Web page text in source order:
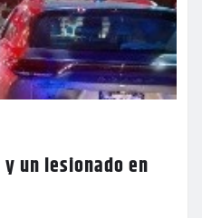
un lesionado en